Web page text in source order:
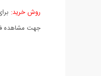
روش خرید:
جهت مشاهده